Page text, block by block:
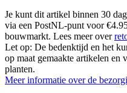
Je kunt dit artikel binnen 30
via een PostNL-punt voor
bouwmarkt. Lees meer over
Let op: De bedenktijd en het
op maat gemaakte artikelen en
planten.
Meer informatie over de